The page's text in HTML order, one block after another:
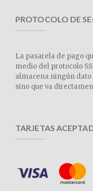
PROTOCOLO DE
La pasarela de pago
medio del protocolo
almacena ningún
sino que va
TARJETAS